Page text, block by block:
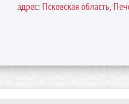
адрес: Псковская область,